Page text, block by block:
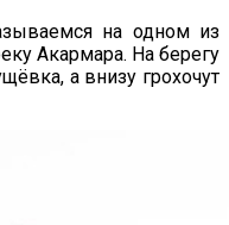
на одном из
Акармара. На берегу
а внизу грохочут